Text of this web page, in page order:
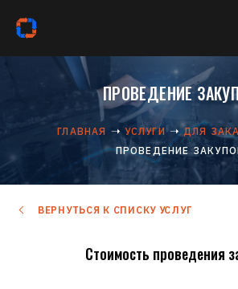
ПРОВЕДЕНИЕ
ГЛАВНАЯ УСЛУГИ
ДЛЯ
ПРОВЕДЕНИЕ
ВЕРНУТЬСЯ К СПИСКУ УСЛУГ
Стоимость проведения